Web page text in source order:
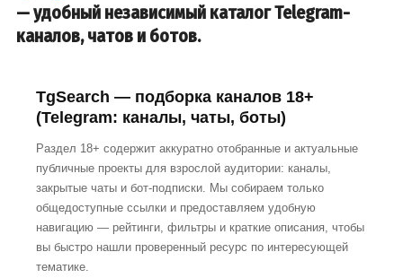
— удобный независимый каталог Telegram-
каналов, чатов и ботов.
TgSearch — подборка каналов 18+
(Telegram: каналы, чаты, боты)
Раздел 18+ содержит аккуратно отобранные и актуальные
публичные проекты для взрослой аудитории: каналы,
закрытые чаты и бот-подписки. Мы собираем только
общедоступные ссылки и предоставляем удобную
навигацию — рейтинги, фильтры и краткие описания, чтобы
вы быстро нашли проверенный ресурс по интересующей
тематике.